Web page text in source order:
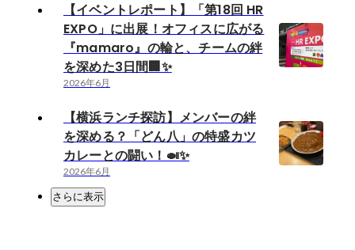
【イベントレポート】「第18回 HR
EXPO」に出展！オフィスに広がる
『mamaro』の輪と、チームの絆
を深めた3日間🏢✨
2026年6月
【横浜ランチ探訪】メンバーの絆
を深める？「どん八」の特盛カツ
カレーとの闘い！🍛✨
2026年6月
さらに表示